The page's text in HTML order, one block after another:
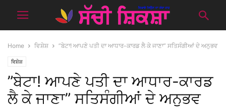
Home ਵਿਸ਼ੇਸ਼ ”ਬੇਟਾ! ਆਪਣੇ ਪਤੀ ਦਾ ਆਧਾਰ-ਕਾਰਡ ਲੈ ਕੇ ਜਾਣਾ” ਸਤਿਸੰਗੀਆਂ ਦੇ ਅਨੁਭਵ
ਵਿਸ਼ੇਸ਼
”ਬੇਟਾ! ਆਪਣੇ ਪਤੀ ਦਾ ਆਧਾਰ-ਕਾਰਡ
ਲੈ ਕੇ ਜਾਣਾ” ਸਤਿਸੰਗੀਆਂ ਦੇ ਅਨੁਭਵ